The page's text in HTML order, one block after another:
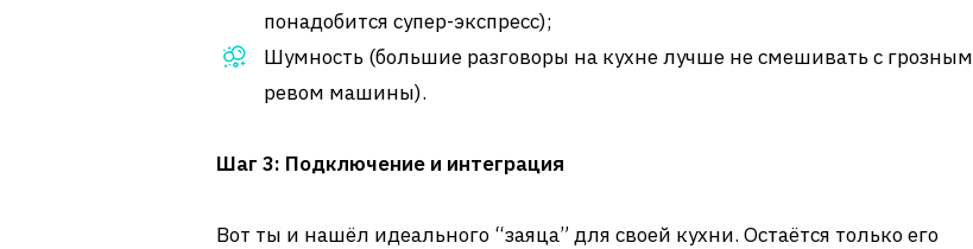
понадобится супер-экспресс);
Шумность (большие разговоры на кухне лучше не смешивать с грозным
ревом машины).
Шаг 3: Подключение и интеграция
Вот ты и нашёл идеального “заяца” для своей кухни. Остаётся только его